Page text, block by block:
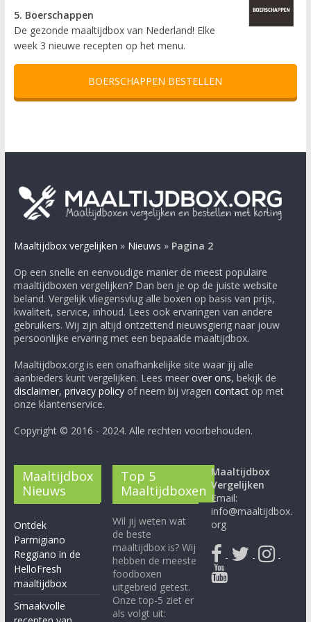
5. Boerschappen
De gezonde maaltijdbox van Nederland! Elke
week 3 nieuwe recepten op het menu.
BOERSCHAPPEN BESTELLEN
Maaltijdbox vergelijken » Nieuws » Pagina 2
Op een snelle en eenvoudige manier de meest populaire
maaltijdboxen vergelijken? Dan ben je op de juiste website
beland. Vergelijk vliegensvlug alle boxen op basis van prijs,
kwaliteit, service, inhoud. Lees ook ervaringen van andere
gebruikers. Wij zijn altijd ontzettend nieuwsgierig naar jouw
persoonlijke ervaring met een bepaalde maaltijdbox.
Maaltijdbox.org is een onafhankelijke site waar jij alle
aanbieders kunt vergelijken. Lees meer over ons, bekijk de
disclaimer, privacy policyof neem bij vragen contactop met
onze klantenservice.
Copyright © 2016 - 2024. Alle rechten voorbehouden.
Maaltijdbox
Nieuws
Ontdek
Parmigiano
Reggiano in de
HelloFresh
maaltijdbox
Smaakvolle
Top 5
Maaltijdboxen
Wil jij weten wat
de beste
maaltijdbox is? Wij
hebben de meeste
foodboxen
uitgebreid getest.
Onze top-5 ziet er
als volgt uit:
Maaltijdbox
Vergelijken
Email:
info@maaltijdbox.
org
- - -